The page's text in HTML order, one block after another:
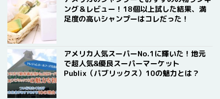
ング＆レビュー！18個以上試した結果、満
足度の高いシャンプーはコレだった！
アメリカ人気スーパーNo.1に輝いた！地元
で超人気&優良スーパーマーケット
Publix（パブリックス）10の魅力とは？